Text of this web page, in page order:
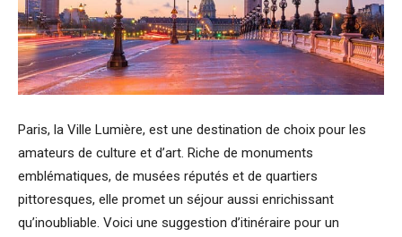
Paris, la Ville Lumière, est une destination de choix pour les
amateurs de culture et d’art. Riche de monuments
emblématiques, de musées réputés et de quartiers
pittoresques, elle promet un séjour aussi enrichissant
qu’inoubliable. Voici une suggestion d’itinéraire pour un